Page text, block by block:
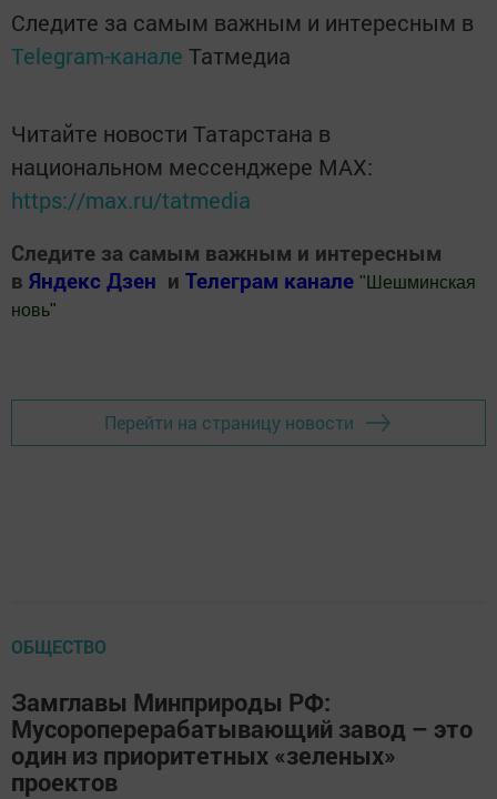
Следите за самым важным и интересным в
Telegram-канале Татмедиа
Читайте новости Татарстана в
национальном мессенджере MАХ:
https://max.ru/tatmedia
Следите за самым важным и интересным
в Яндекс Дзен и Телеграм канале " Шешминская
новь"
Перейти на страницу новости
ОБЩЕСТВО
Замглавы Минприроды РФ:
Мусороперерабатывающий завод – это
один из приоритетных «зеленых»
проектов